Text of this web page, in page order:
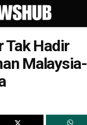
Tak Hadir
Malaysia-